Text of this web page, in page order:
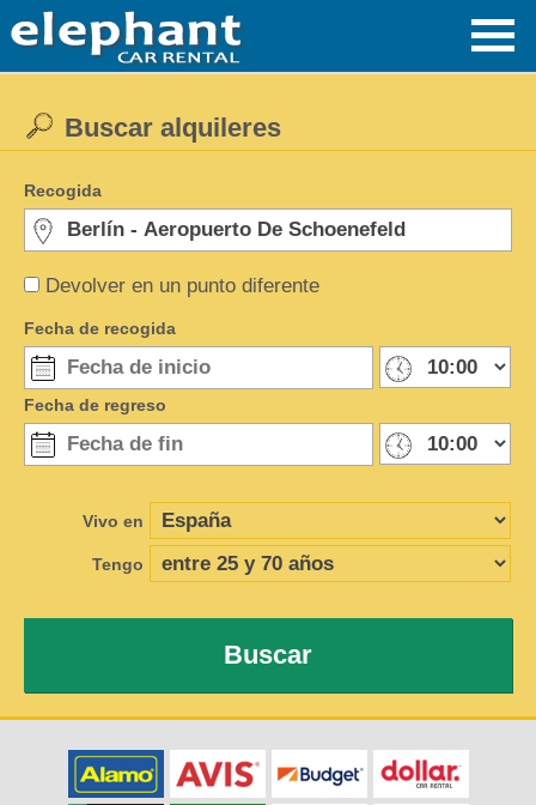
Devolver en un punto diferente
Buscar alquileres
Recogida
Fecha de recogida
Fecha de regreso
Vivo en
Tengo
Buscar